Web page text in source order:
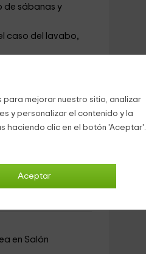
mejorar nuestro sitio, analizar
y personalizar el contenido y la
haciendo clic en el botón 'Aceptar'.
Aceptar
de sábanas y
caso del lavabo,
en Salón